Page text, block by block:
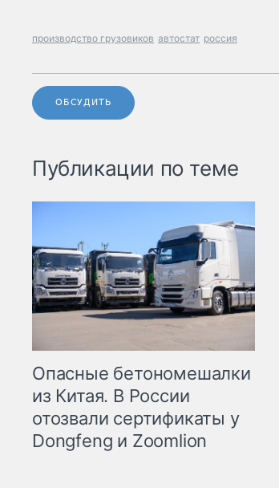
производство грузовиков автостат россия
ОБСУДИТЬ
Публикации по теме
Опасные бетономешалки
из Китая. В России
отозвали сертификаты у
Dongfeng и Zoomlion